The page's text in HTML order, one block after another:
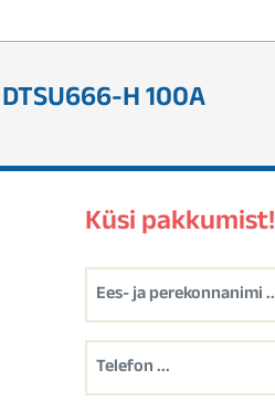
H 100A
Küsi pakkumist!